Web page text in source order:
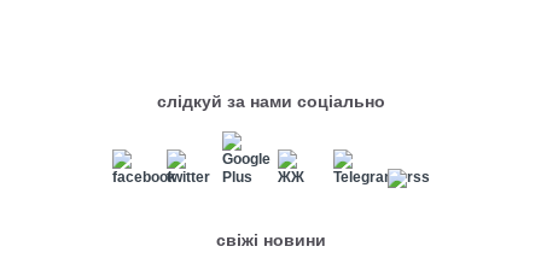
слідкуй за нами соціально
свіжі новини